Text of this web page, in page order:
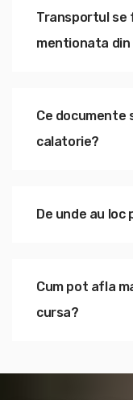
Transportul se
mentionata
Ce documente
calatorie?
De unde au loc
Cum pot afla
cursa?